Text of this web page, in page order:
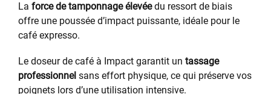
La force de tamponnage élevéedu ressort de biais
offre une poussée d’impact puissante, idéale pour le
café expresso.
Le doseur de café à Impact garantit un tassage
professionnel sans effort physique, ce qui préserve vos
poignets lors d’une utilisation intensive.